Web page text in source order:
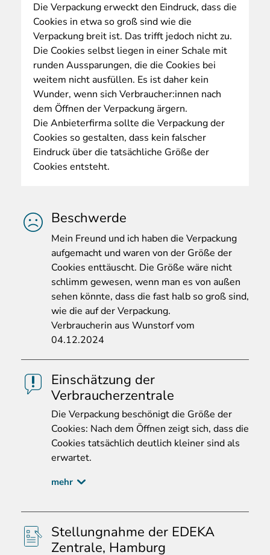
Die Verpackung erweckt den Eindruck, dass die
Cookies in etwa so groß sind wie die
Verpackung breit ist. Das trifft jedoch nicht zu.
Die Cookies selbst liegen in einer Schale mit
runden Aussparungen, die die Cookies bei
weitem nicht ausfüllen. Es ist daher kein
Wunder, wenn sich Verbraucher:innen nach
dem Öffnen der Verpackung ärgern.
Die Anbieterfirma sollte die Verpackung der
Cookies so gestalten, dass kein falscher
Eindruck über die tatsächliche Größe der
Cookies entsteht.
Beschwerde
Mein Freund und ich haben die Verpackung
aufgemacht und waren von der Größe der
Cookies enttäuscht. Die Größe wäre nicht
schlimm gewesen, wenn man es von außen
sehen könnte, dass die fast halb so groß sind,
wie die auf der Verpackung.
Verbraucherin aus Wunstorf vom
04.12.2024
Einschätzung der
Verbraucherzentrale
Die Verpackung beschönigt die Größe der
Cookies: Nach dem Öffnen zeigt sich, dass die
Cookies tatsächlich deutlich kleiner sind als
erwartet.
mehr
Stellungnahme der EDEKA
Zentrale, Hamburg